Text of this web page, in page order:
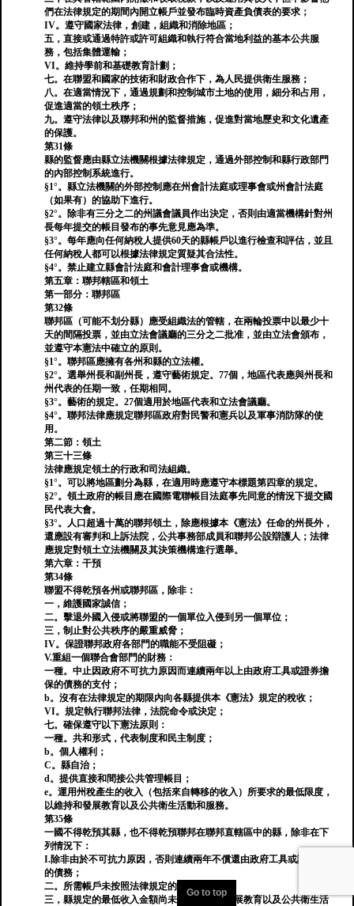
們在法律規定的期間內開立帳戶並發布臨時資產負債表的要求；
IV。遵守國家法律，創建，組織和消除地區；
五，直接或通過特許或許可組織和執行符合當地利益的基本公共服
務，包括集體運輸；
VI。維持學前和基礎教育計劃；
七。在聯盟和國家的技術和財政合作下，為人民提供衛生服務；
八。在適當情況下，通過規劃和控制城市土地的使用，細分和占用，
促進適當的領土秩序；
九。遵守法律以及聯邦和州的監督措施，促進對當地歷史和文化遺產
的保護。
第31條
縣的監督應由縣立法機關根據法律規定，通過外部控制和縣行政部門
的內部控制系統進行。
§1°。縣立法機關的外部控制應在州會計法庭或理事會或州會計法庭
（如果有）的協助下進行。
§2°。除非有三分之二的州議會議員作出決定，否則由適當機構針對州
長每年提交的帳目發布的事先意見應為準。
§3°。每年應向任何納稅人提供60天的縣帳戶以進行檢查和評估，並且
任何納稅人都可以根據法律規定質疑其合法性。
§4°。禁止建立縣會計法庭和會計理事會或機構。
第五章：聯邦轄區和領土
第一部分：聯邦區
第32條
聯邦區（可能不划分縣）應受組織法的管轄，在兩輪投票中以最少十
天的間隔投票，並由立法會議廳的三分之二批准，並由立法會頒布，
並遵守本憲法中確立的原則。
§1°。聯邦區應擁有各州和縣的立法權。
§2°。選舉州長和副州長，遵守藝術規定。77個，地區代表應與州長和
州代表的任期一致，任期相同。
§3°。藝術的規定。27個適用於地區代表和立法會議廳。
§4°。聯邦法律應規定聯邦區政府對民警和憲兵以及軍事消防隊的使
用。
第二節：領土
第三十三條
法律應規定領土的行政和司法組織。
§1°。可以將地區劃分為縣，在適用時應遵守本標題第四章的規定。
§2°。領土政府的帳目應在國際電聯帳目法庭事先同意的情況下提交國
民代表大會。
§3°。人口超過十萬的聯邦領土，除應根據本《憲法》任命的州長外，
還應設有審判和上訴法院，公共事務部成員和聯邦公設辯護人；法律
應規定對領土立法機關及其決策機構進行選舉。
第六章：干預
第34條
聯盟不得乾預各州或聯邦區，除非：
一，維護國家誠信；
二。擊退外國入侵或將聯盟的一個單位入侵到另一個單位；
三，制止對公共秩序的嚴重威脅；
IV。保證聯邦政府各部門的職能不受阻礙；
V.重組一個聯合會部門的財務：
一種。中止因政府不可抗力原因而連續兩年以上由政府工具或證券擔
保的債務的支付；
b。沒有在法律規定的期限內向各縣提供本《憲法》規定的稅收；
VI。規定執行聯邦法律，法院命令或決定；
七。確保遵守以下憲法原則：
一種。共和形式，代表制度和民主制度；
b。個人權利；
C。縣自治；
d。提供直接和間接公共管理帳目；
e。運用州稅產生的收入（包括來自轉移的收入）所要求的最低限度，
以維持和發展教育以及公共衛生活動和服務。
第35條
一國不得乾預其縣，也不得乾預聯邦在聯邦直轄區中的縣，除非在下
列情況下：
I.除非由於不可抗力原因，否則連續兩年不償還由政府工具或證券擔保
的債務；
二。所需帳戶未按照法律規定的方式提供；
三，縣規定的最低收入金額尚未用於維護和發展教育以及公共衛生活
Go to top